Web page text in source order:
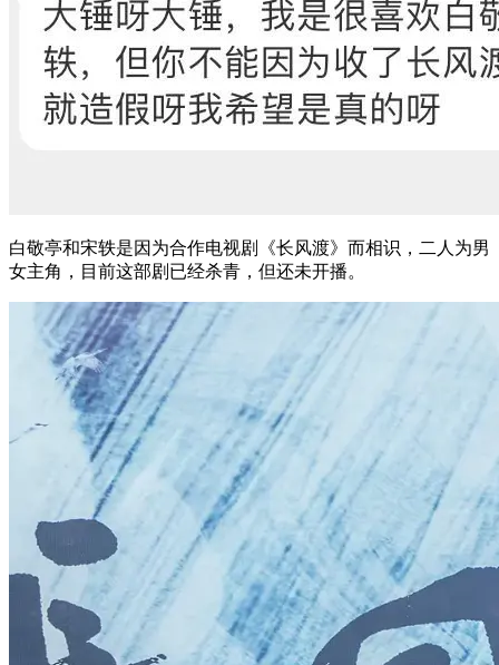
白敬亭和宋轶是因为合作电视剧《长风渡》而相识，二人为男
女主角，目前这部剧已经杀青，但还未开播。